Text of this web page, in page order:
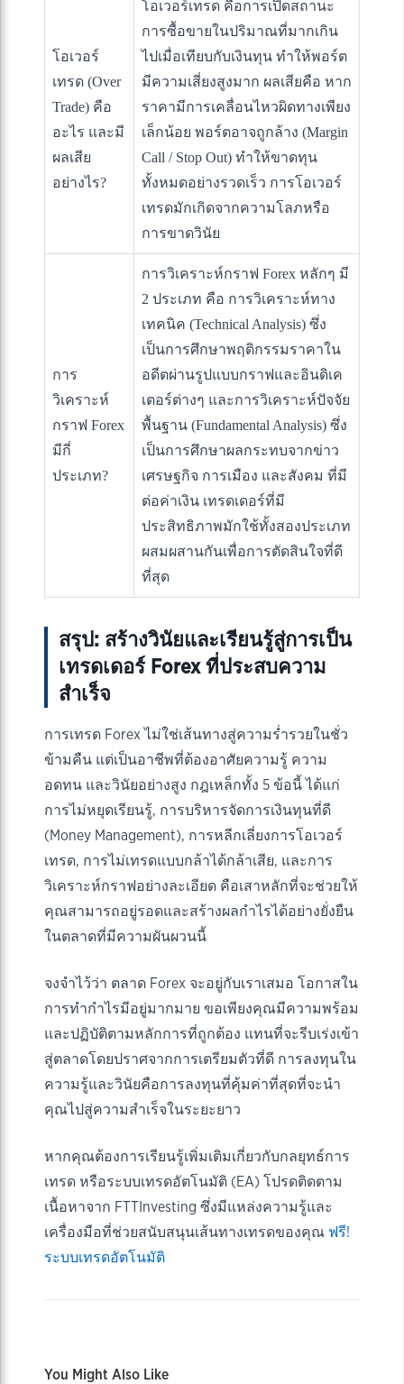
โอเวอร์
เทรด (Over
Trade) คือ
อะไร และมี
ผลเสีย
อย่างไร?
โอเวอร์เทรด คือการเปิดสถานะ
การซื้อขายในปริมาณที่มากเกิน
ไปเมื่อเทียบกับเงินทุน ทำให้พอร์ต
มีความเสี่ยงสูงมาก ผลเสียคือ หาก
ราคามีการเคลื่อนไหวผิดทางเพียง
เล็กน้อย พอร์ตอาจถูกล้าง (Margin
Call / Stop Out) ทำให้ขาดทุน
ทั้งหมดอย่างรวดเร็ว การโอเวอร์
เทรดมักเกิดจากความโลภหรือ
การขาดวินัย
การ
วิเคราะห์
กราฟ Forex
มีกี่
ประเภท?
การวิเคราะห์กราฟ Forex หลักๆ มี
2 ประเภท คือ การวิเคราะห์ทาง
เทคนิค (Technical Analysis) ซึ่ง
เป็นการศึกษาพฤติกรรมราคาใน
อดีตผ่านรูปแบบกราฟและอินดิเค
เตอร์ต่างๆ และการวิเคราะห์ปัจจัย
พื้นฐาน (Fundamental Analysis) ซึ่ง
เป็นการศึกษาผลกระทบจากข่าว
เศรษฐกิจ การเมือง และสังคม ที่มี
ต่อค่าเงิน เทรดเดอร์ที่มี
ประสิทธิภาพมักใช้ทั้งสองประเภท
ผสมผสานกันเพื่อการตัดสินใจที่ดี
ที่สุด
สรุป: สร้างวินัยและเรียนรู้สู่การเป็น
เทรดเดอร์ Forex ที่ประสบความ
สำเร็จ
การเทรด Forex ไม่ใช่เส้นทางสู่ความร่ำรวยในชั่ว
ข้ามคืน แต่เป็นอาชีพที่ต้องอาศัยความรู้ ความ
อดทน และวินัยอย่างสูง กฎเหล็กทั้ง 5 ข้อนี้ ได้แก่
การไม่หยุดเรียนรู้, การบริหารจัดการเงินทุนที่ดี
(Money Management), การหลีกเลี่ยงการโอเวอร์
เทรด, การไม่เทรดแบบกล้าได้กล้าเสีย, และการ
วิเคราะห์กราฟอย่างละเอียด คือเสาหลักที่จะช่วยให้
คุณสามารถอยู่รอดและสร้างผลกำไรได้อย่างยั่งยืน
ในตลาดที่มีความผันผวนนี้
จงจำไว้ว่า ตลาด Forex จะอยู่กับเราเสมอ โอกาสใน
การทำกำไรมีอยู่มากมาย ขอเพียงคุณมีความพร้อม
และปฏิบัติตามหลักการที่ถูกต้อง แทนที่จะรีบเร่งเข้า
สู่ตลาดโดยปราศจากการเตรียมตัวที่ดี การลงทุนใน
ความรู้และวินัยคือการลงทุนที่คุ้มค่าที่สุดที่จะนำ
คุณไปสู่ความสำเร็จในระยะยาว
หากคุณต้องการเรียนรู้เพิ่มเติมเกี่ยวกับกลยุทธ์การ
เทรด หรือระบบเทรดอัตโนมัติ (EA) โปรดติดตาม
เนื้อหาจาก FTTInvesting ซึ่งมีแหล่งความรู้และ
เครื่องมือที่ช่วยสนับสนุนเส้นทางเทรดของคุณ ฟรี!
ระบบเทรดอัตโนมัติ
You Might Also Like